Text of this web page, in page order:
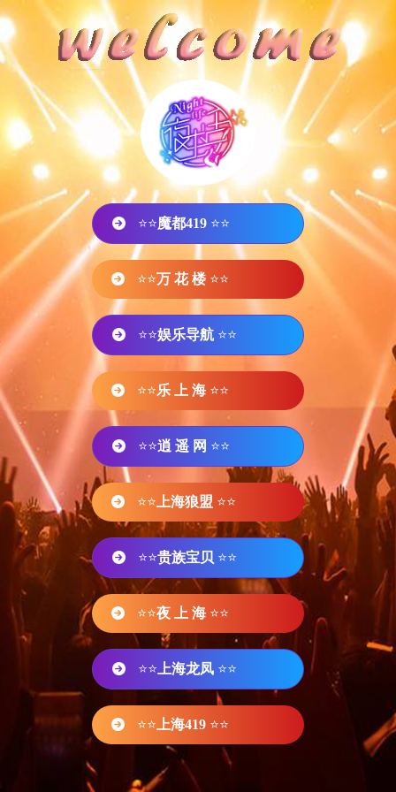
⭐⭐魔都419 ⭐⭐
⭐⭐万 花 楼 ⭐⭐
⭐⭐娱乐导航 ⭐⭐
⭐⭐乐 上 海 ⭐⭐
⭐⭐逍 遥 网 ⭐⭐
⭐⭐ 上海狼盟 ⭐⭐
⭐⭐贵族宝贝 ⭐⭐
⭐⭐夜 上 海 ⭐⭐
⭐⭐ 上海龙凤 ⭐⭐
⭐⭐ 上海419 ⭐⭐